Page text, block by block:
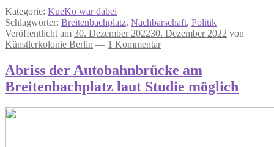
Kategorie: KueKo war dabei
Schlagwörter: Breitenbachplatz, Nachbarschaft, Politik
Veröffentlicht am 30. Dezember 202230. Dezember 2022 von
Künstlerkolonie Berlin — 1 Kommentar
Abriss der Autobahnbrücke am
Breitenbachplatz laut Studie möglich